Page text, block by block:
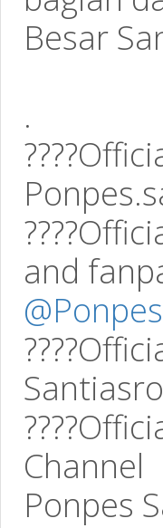
Besar
.
and
@Ponpes
Channel
Ponpes